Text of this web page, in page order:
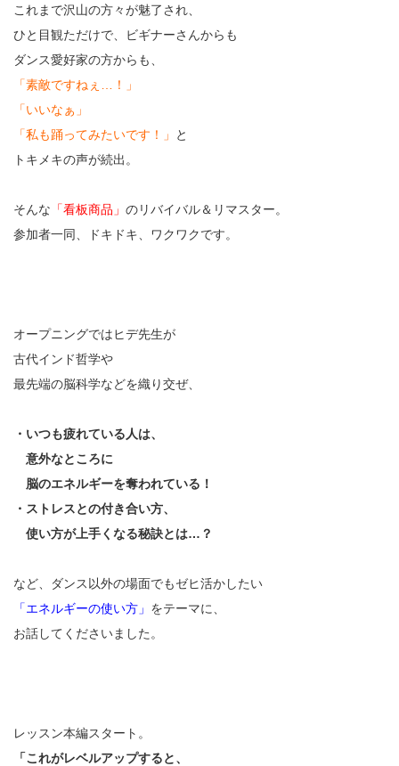
これまで沢山の方々が魅了され、
ひと目観ただけで、ビギナーさんからも
ダンス愛好家の方からも、
「素敵ですねぇ…！」
「いいなぁ」
「私も踊ってみたいです！」
と
トキメキの声が続出。
そんな 「看板商品」 のリバイバル＆リマスター。
参加者一同、ドキドキ、ワクワクです。
オープニングではヒデ先生が
古代インド哲学や
最先端の脳科学などを織り交ぜ、
・いつも疲れている人は、
意外なところに
脳のエネルギーを奪われている！
・ストレスとの付き合い方、
使い方が上手くなる秘訣とは…？
など、ダンス以外の場面でもゼヒ活かしたい
「エネルギーの使い方」 をテーマに、
お話してくださいました。
レッスン本編スタート。
「これがレベルアップすると、